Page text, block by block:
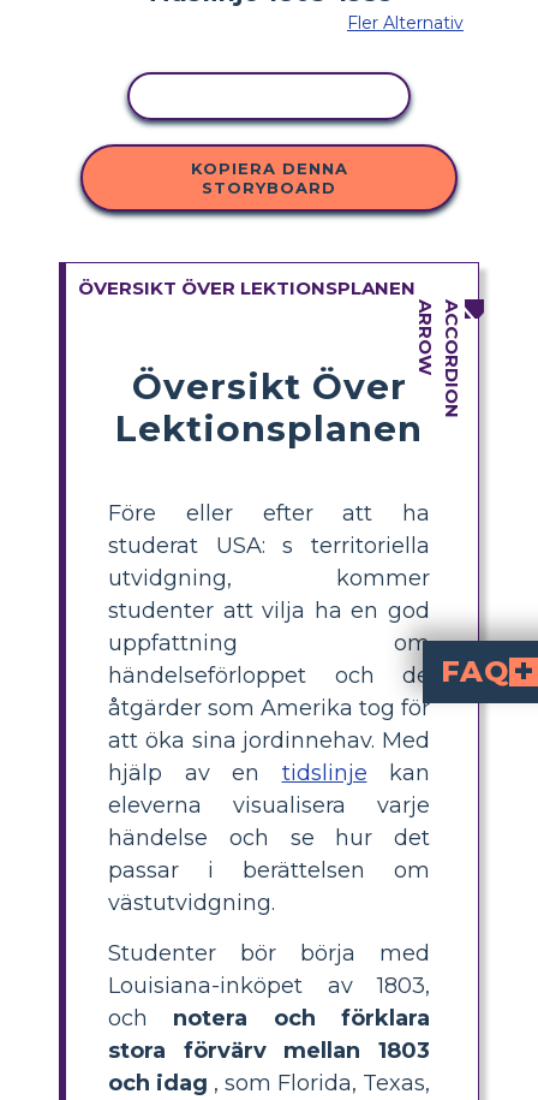
Fler Alternativ
KOPIERA DENNA
STORYBOARD
ÖVERSIKT ÖVER LEKTIONSPLANEN
Översikt Över
Lektionsplanen
Före eller efter att ha
studerat USA: s territoriella
utvidgning, kommer
studenter att vilja ha en god
uppfattning om
händelseförloppet och de
åtgärder som Amerika tog för
att öka sina jordinnehav. Med
hjälp av en tidslinje kan
eleverna visualisera varje
händelse och se hur det
passar i berättelsen om
västutvidgning.
Studenter bör börja med
Louisiana-inköpet av 1803,
och notera och förklara
stora förvärv mellan 1803
och idag , som Florida, Texas,
FAQ